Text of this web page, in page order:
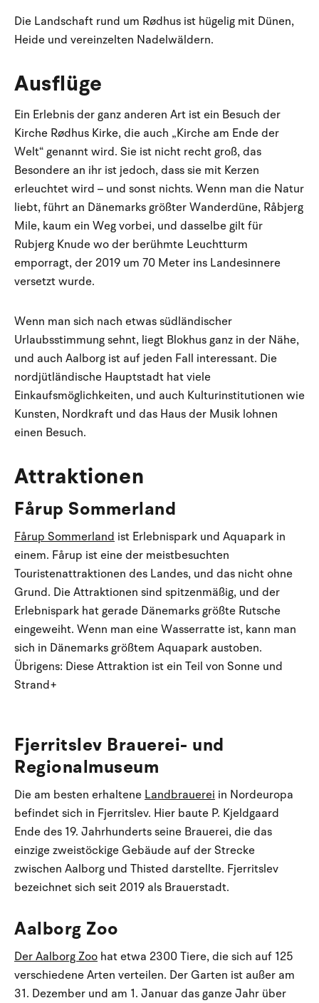
Die Landschaft rund um Rødhus ist hügelig mit Dünen,
Heide und vereinzelten Nadelwäldern.
Ausflüge
Ein Erlebnis der ganz anderen Art ist ein Besuch der
Kirche Rødhus Kirke, die auch „Kirche am Ende der
Welt“ genannt wird. Sie ist nicht recht groß, das
Besondere an ihr ist jedoch, dass sie mit Kerzen
erleuchtet wird – und sonst nichts. Wenn man die Natur
liebt, führt an Dänemarks größter Wanderdüne, Råbjerg
Mile, kaum ein Weg vorbei, und dasselbe gilt für
Rubjerg Knude wo der berühmte Leuchtturm
emporragt, der 2019 um 70 Meter ins Landesinnere
versetzt wurde.
Wenn man sich nach etwas südländischer
Urlaubsstimmung sehnt, liegt Blokhus ganz in der Nähe,
und auch Aalborg ist auf jeden Fall interessant. Die
nordjütländische Hauptstadt hat viele
Einkaufsmöglichkeiten, und auch Kulturinstitutionen wie
Kunsten, Nordkraft und das Haus der Musik lohnen
einen Besuch.
Attraktionen
Fårup Sommerland
Fårup Sommerland ist Erlebnispark und Aquapark in
einem. Fårup ist eine der meistbesuchten
Touristenattraktionen des Landes, und das nicht ohne
Grund. Die Attraktionen sind spitzenmäßig, und der
Erlebnispark hat gerade Dänemarks größte Rutsche
eingeweiht. Wenn man eine Wasserratte ist, kann man
sich in Dänemarks größtem Aquapark austoben.
Übrigens: Diese Attraktion ist ein Teil von Sonne und
Strand+
Fjerritslev Brauerei- und
Regionalmuseum
Die am besten erhalteneLandbrauerei in Nordeuropa
befindet sich in Fjerritslev. Hier baute P. Kjeldgaard
Ende des 19. Jahrhunderts seine Brauerei, die das
einzige zweistöckige Gebäude auf der Strecke
zwischen Aalborg und Thisted darstellte. Fjerritslev
bezeichnet sich seit 2019 als Brauerstadt.
Aalborg Zoo
Der Aalborg Zoo hat etwa 2300 Tiere, die sich auf 125
verschiedene Arten verteilen. Der Garten ist außer am
31. Dezember und am 1. Januar das ganze Jahr über